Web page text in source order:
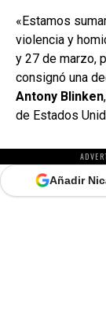
«Estamos
violencia y
y 27 de marzo,
consignó una
Antony Blinken
de Estados
Añadir